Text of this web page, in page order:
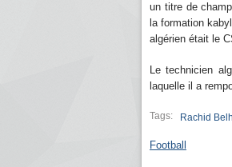
un titre de
la formation
algérien était le
Le technicien
laquelle il a
Tags: Rachid
Football